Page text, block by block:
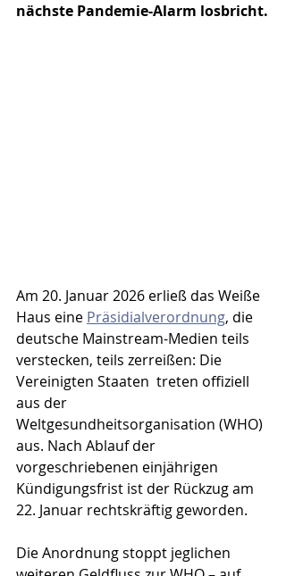
nächste Pandemie-Alarm losbricht.
Am 20. Januar 2026 erließ das Weiße
Haus eine Präsidialverordnung, die
deutsche Mainstream-Medien teils
verstecken, teils zerreißen: Die
Vereinigten Staaten  treten offiziell
aus der
Weltgesundheitsorganisation (WHO)
aus. Nach Ablauf der
vorgeschriebenen einjährigen
Kündigungsfrist ist der Rückzug am
22. Januar rechtskräftig geworden.
Die Anordnung stoppt jeglichen